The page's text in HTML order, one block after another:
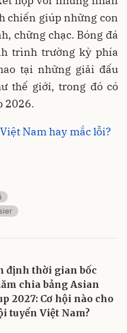
chiến giúp những con
chững chạc. Bóng đá
trình trường kỳ phía
tại những giải đấu
thế giới, trong đó có
2026.
Nam hay mắc lỗi?
định thời gian bốc
chia bảng Asian
2027: Cơ hội nào cho
tuyển Việt Nam?